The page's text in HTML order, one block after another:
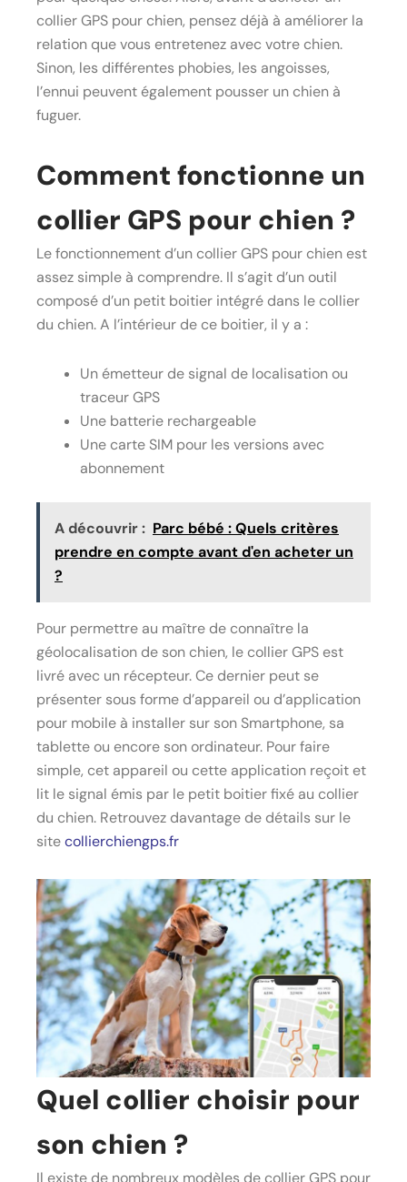
collier GPS pour chien, pensez déjà à améliorer la
relation que vous entretenez avec votre chien.
Sinon, les différentes phobies, les angoisses,
l’ennui peuvent également pousser un chien à
fuguer.
Comment fonctionne un
collier GPS pour chien ?
Le fonctionnement d’un collier GPS pour chien est
assez simple à comprendre. Il s’agit d’un outil
composé d’un petit boitier intégré dans le collier
du chien. A l’intérieur de ce boitier, il y a :
Un émetteur de signal de localisation ou
traceur GPS
Une batterie rechargeable
Une carte SIM pour les versions avec
abonnement
A découvrir : Parc bébé : Quels critères
prendre en compte avant d'en acheter un
?
Pour permettre au maître de connaître la
géolocalisation de son chien, le collier GPS est
livré avec un récepteur. Ce dernier peut se
présenter sous forme d’appareil ou d’application
pour mobile à installer sur son Smartphone, sa
tablette ou encore son ordinateur. Pour faire
simple, cet appareil ou cette application reçoit et
lit le signal émis par le petit boitier fixé au collier
du chien. Retrouvez davantage de détails sur le
sitecollierchiengps.fr
Quel collier choisir pour
son chien ?
Il existe de nombreux modèles de collier GPS pour